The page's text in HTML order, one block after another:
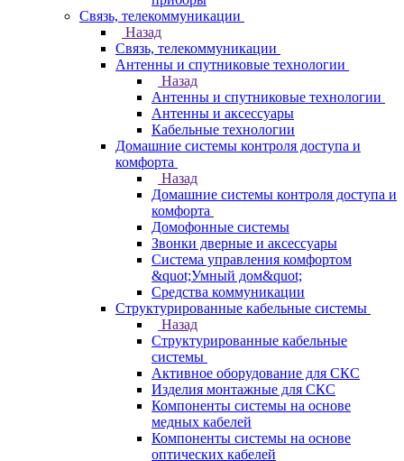
Связь, телекоммуникации
Назад
Связь, телекоммуникации
Антенны и спутниковые технологии
Назад
Антенны и спутниковые технологии
Антенны и аксессуары
Кабельные технологии
Домашние системы контроля доступа и
комфорта
Назад
Домашние системы контроля доступа и
комфорта
Домофонные системы
Звонки дверные и аксессуары
Система управления комфортом
&quot;Умный дом&quot;
Средства коммуникации
Структурированные кабельные системы
Назад
Структурированные кабельные
системы
Активное оборудование для СКС
Изделия монтажные для СКС
Компоненты системы на основе
медных кабелей
Компоненты системы на основе
оптических кабелей